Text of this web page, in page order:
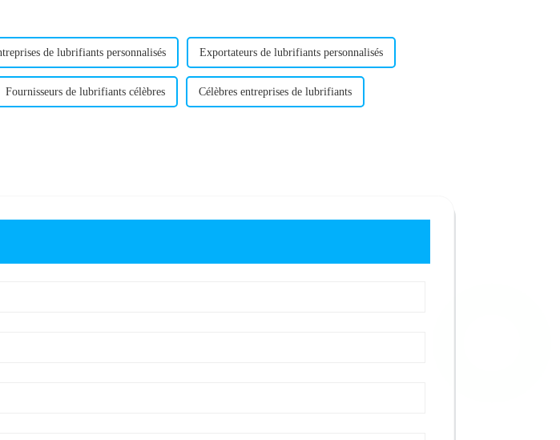
de lubrifiants personnalisés Exportateurs de lubrifiants personnalisés
Fournisseurs de lubrifiants célèbres Célèbres entreprises de lubrifiants